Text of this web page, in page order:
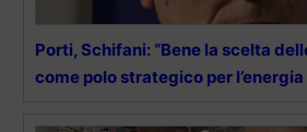
Porti, Schifani: “Bene la scelta
come polo strategico per